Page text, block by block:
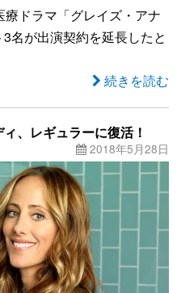
ドラマ「グレイズ・アナ
名が出演契約を延長したと
続きを読む
、レギュラーに復活！
2018年5月28日